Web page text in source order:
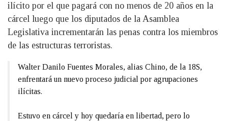
ilícito por el que pagará con no menos de 20 años en la
cárcel luego que los diputados de la Asamblea
Legislativa incrementarán las penas contra los miembros
de las estructuras terroristas.
Walter Danilo Fuentes Morales, alias Chino, de la 18S,
enfrentará un nuevo proceso judicial por agrupaciones
ilícitas.
Estuvo en cárcel y hoy quedaría en libertad, pero lo